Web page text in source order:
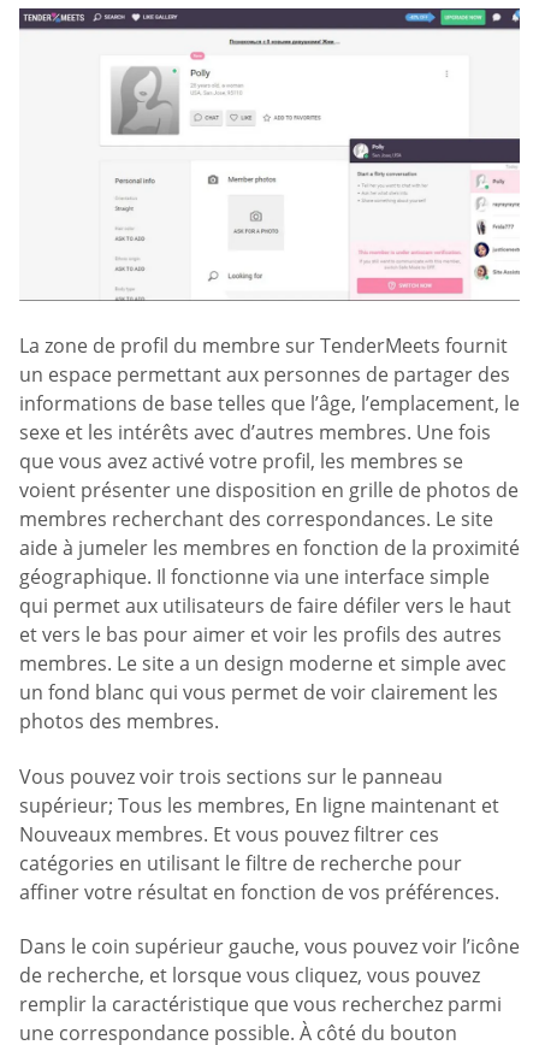
La zone de profil du membre sur TenderMeets fournit
un espace permettant aux personnes de partager des
informations de base telles que l’âge, l’emplacement, le
sexe et les intérêts avec d’autres membres. Une fois
que vous avez activé votre profil, les membres se
voient présenter une disposition en grille de photos de
membres recherchant des correspondances. Le site
aide à jumeler les membres en fonction de la proximité
géographique. Il fonctionne via une interface simple
qui permet aux utilisateurs de faire défiler vers le haut
et vers le bas pour aimer et voir les profils des autres
membres. Le site a un design moderne et simple avec
un fond blanc qui vous permet de voir clairement les
photos des membres.
Vous pouvez voir trois sections sur le panneau
supérieur; Tous les membres, En ligne maintenant et
Nouveaux membres. Et vous pouvez filtrer ces
catégories en utilisant le filtre de recherche pour
affiner votre résultat en fonction de vos préférences.
Dans le coin supérieur gauche, vous pouvez voir l’icône
de recherche, et lorsque vous cliquez, vous pouvez
remplir la caractéristique que vous recherchez parmi
une correspondance possible. À côté du bouton